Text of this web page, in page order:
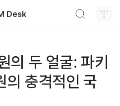
Desk
의 두 얼굴: 파키
의 충격적인 국